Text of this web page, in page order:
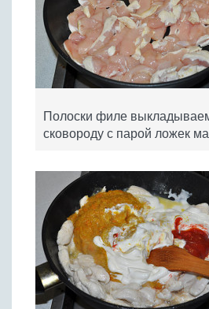
Полоски филе
сковороду с парой ложек